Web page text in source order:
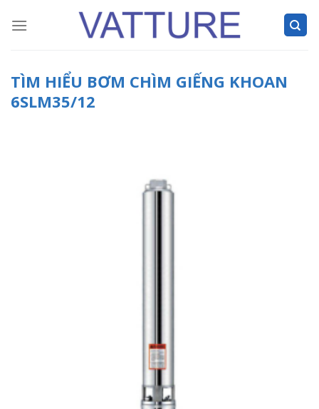
TÌM HIỂU BƠM CHÌM GIẾNG KHOAN
6SLM35/12